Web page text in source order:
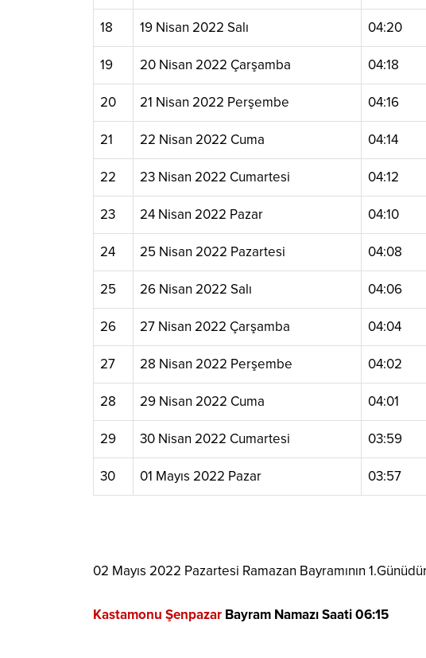
18 19 Nisan 2022 Salı 04:20
19 20 Nisan 2022 Çarşamba 04:18
20 21 Nisan 2022 Perşembe 04:16
21 22 Nisan 2022 Cuma 04:14
22 23 Nisan 2022 Cumartesi 04:12
23 24 Nisan 2022 Pazar 04:10
24 25 Nisan 2022 Pazartesi 04:08
25 26 Nisan 2022 Salı 04:06
26 27 Nisan 2022 Çarşamba 04:04
27 28 Nisan 2022 Perşembe 04:02
28 29 Nisan 2022 Cuma 04:01
29 30 Nisan 2022 Cumartesi 03:59
30 01 Mayıs 2022 Pazar 03:57
02 Mayıs 2022 Pazartesi Ramazan Bayramının
Kastamonu Şenpazar Bayram Namazı Saati 06:15